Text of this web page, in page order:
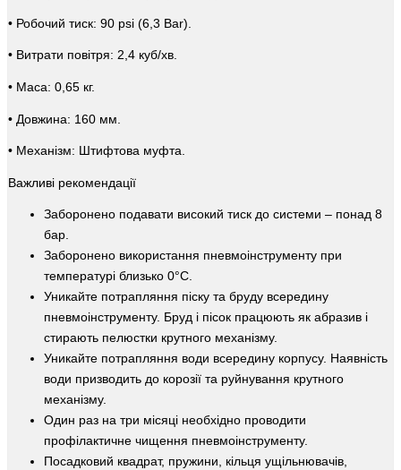
• Робочий тиск: 90 psi (6,3 Bar).
• Витрати повітря: 2,4 куб/хв.
• Маса: 0,65 кг.
• Довжина: 160 мм.
• Механізм: Штифтова муфта.
Важливі рекомендації
Заборонено подавати високий тиск до системи – понад 8
бар.
Заборонено використання пневмоінструменту при
температурі близько 0°C.
Уникайте потрапляння піску та бруду всередину
пневмоінструменту. Бруд і пісок працюють як абразив і
стирають пелюстки крутного механізму.
Уникайте потрапляння води всередину корпусу. Наявність
води призводить до корозії та руйнування крутного
механізму.
Один раз на три місяці необхідно проводити
профілактичне чищення пневмоінструменту.
Посадковий квадрат, пружини, кільця ущільнювачів,